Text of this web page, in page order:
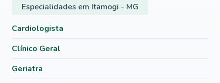
Especialidades em Itamogi - MG
Cardiologista
Clínico Geral
Geriatra